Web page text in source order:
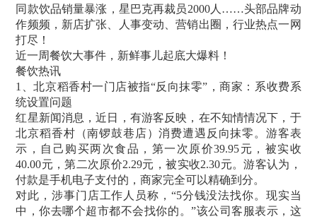
同款饮品销量暴涨，星巴克再裁员2000人……头部品牌动
作频频，新店扩张、人事变动、营销出圈，行业热点一网
打尽！
近一周餐饮大事件，新鲜事儿起底大爆料！
餐饮热讯
1、北京稻香村一门店被指“反向抹零”，商家：系收费系
统设置问题
红星新闻消息，近日，有游客反映，在不知情情况下，于
北京稻香村（南锣鼓巷店）消费遭遇反向抹零。游客表
示，自己购买两次食品，第一次原价39.95元，被实收
40.00元，第二次原价2.29元，被实收2.30元。游客认为，
付款是手机电子支付的，商家完全可以精确到分。
对此，涉事门店工作人员称，“5分钱没法找你。现实当
中，你去哪个超市都不会找你的。”该公司客服表示，这